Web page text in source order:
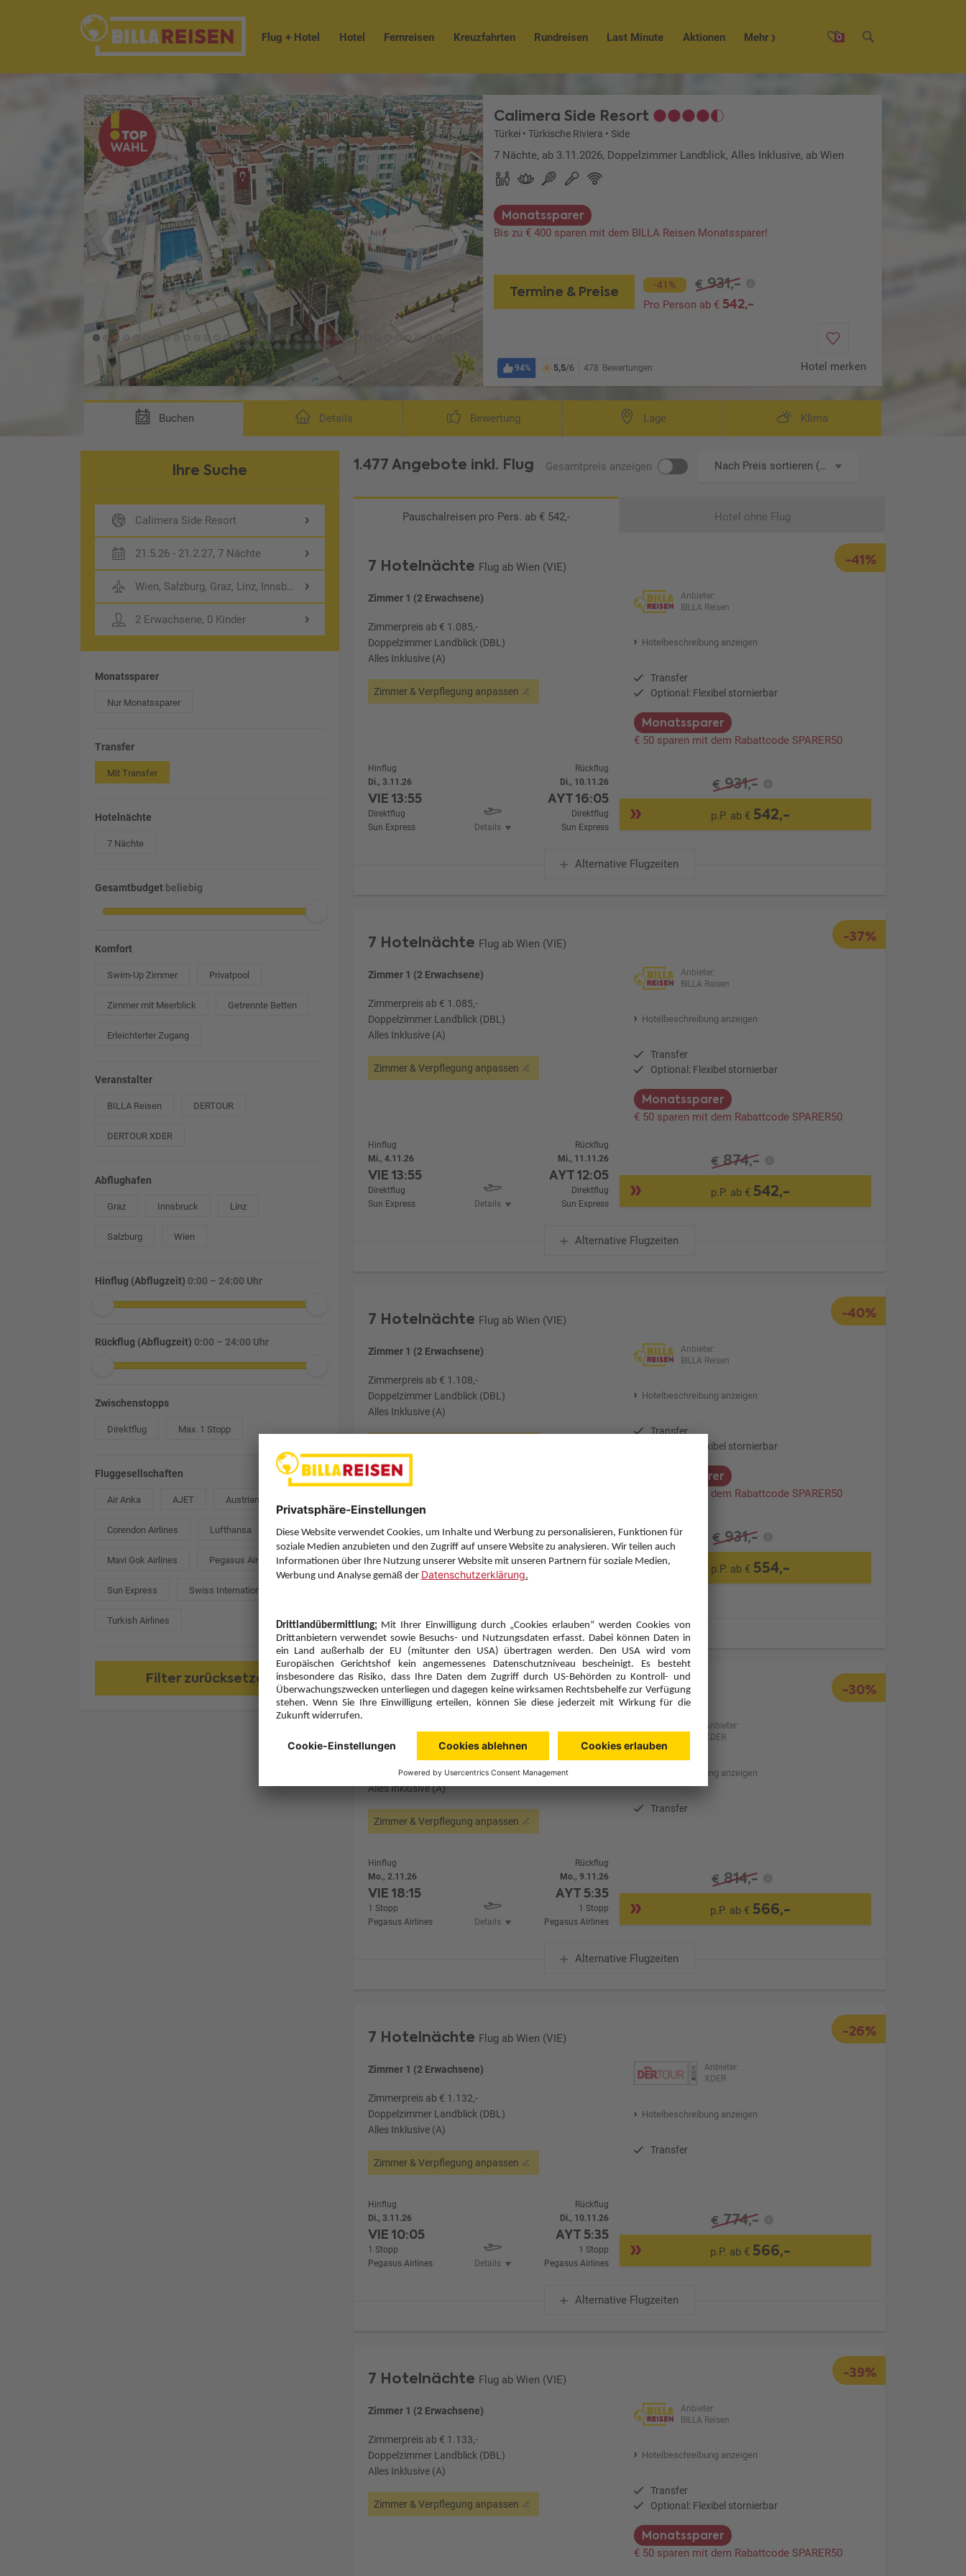
0
Flug + Hotel Hotel Fernreisen Kreuzfahrten Rundreisen Last Minute Aktionen Mehr
Calimera Side Resort
Türkei • Türkische Riviera • Side
7 Nächte, ab 3.11.2026, Doppelzimmer Landblick, Alles Inklusive, ab Wien
Monatssparer
Bis zu € 400 sparen mit dem BILLA Reisen Monatssparer!
Termine & Preise -41% € 931,-
Pro Person ab €542,-
94% 5,5/6 478 Bewertungen Hotel merken
Buchen Details Bewertung Lage Klima
Ihre Suche
Calimera Side Resort
21.5.26 - 21.2.27, 7 Nächte
Wien, Salzburg, Graz, Linz, Innsbruck
2 Erwachsene, 0 Kinder
Monatssparer
Nur Monatssparer
Transfer
Mit Transfer
Hotelnächte
7 Nächte
Gesamtbudget beliebig
Komfort
Swim-Up Zimmer Privatpool
Zimmer mit Meerblick Getrennte Betten
Erleichterter Zugang
Veranstalter
BILLA Reisen DERTOUR
DERTOUR XDER
Abflughafen
Graz Innsbruck Linz
Salzburg Wien
Hinflug (Abflugzeit) 0:00 – 24:00 Uhr
Rückflug (Abflugzeit) 0:00 – 24:00 Uhr
Zwischenstopps
Direktflug Max. 1 Stopp
Fluggesellschaften
Air Anka AJET Austrian Airlines
Corendon Airlines Lufthansa
Mavi Gok Airlines Pegasus Airlines
Sun Express Swiss International
Turkish Airlines
Filter zurücksetzen
1.477 Angebote inkl. Flug Gesamtpreis anzeigen Nach Preis sortieren (aufsteigend)
Pauschalreisen pro Pers. ab € 542,- Hotel ohne Flug
-41%
7 Hotelnächte Flug ab Wien (VIE)
Zimmer 1 (2 Erwachsene)
Zimmerpreis ab € 1.085,-
Doppelzimmer Landblick (DBL)
Alles Inklusive (A)
Zimmer & Verpflegung anpassen
Anbieter:
BILLA Reisen
Hotelbeschreibung anzeigen
Transfer
Optional: Flexibel stornierbar
Monatssparer
€ 50 sparen mit dem Rabattcode SPARER50
Hinflug
Di., 3.11.26
VIE13:55
Direktflug
Sun Express
Details
Rückflug
Di., 10.11.26
AYT16:05
Direktflug
Sun Express
€ 931,-
p.P. ab € 542,-
Alternative Flugzeiten
-37%
7 Hotelnächte Flug ab Wien (VIE)
Zimmer 1 (2 Erwachsene)
Zimmerpreis ab € 1.085,-
Doppelzimmer Landblick (DBL)
Alles Inklusive (A)
Zimmer & Verpflegung anpassen
Anbieter:
BILLA Reisen
Hotelbeschreibung anzeigen
Transfer
Optional: Flexibel stornierbar
Monatssparer
€ 50 sparen mit dem Rabattcode SPARER50
Hinflug
Mi., 4.11.26
VIE13:55
Direktflug
Sun Express
Details
Rückflug
Mi., 11.11.26
AYT12:05
Direktflug
Sun Express
€ 874,-
p.P. ab € 542,-
Alternative Flugzeiten
-40%
7 Hotelnächte Flug ab Wien (VIE)
Zimmer 1 (2 Erwachsene)
Zimmerpreis ab € 1.108,-
Doppelzimmer Landblick (DBL)
Alles Inklusive (A)
Anbieter:
BILLA Reisen
Hotelbeschreibung anzeigen
Transfer
Optional: Flexibel stornierbar
Monatssparer
€ 50 sparen mit dem Rabattcode SPARER50
Mo., 2.11.26
VIE 13:55
Direktflug
Sun Express
Details
Mo., 9.11.26
AYT12:05
Direktflug
€ 931,-
p.P. ab € 554,-
Alternative Flugzeiten
-30%
7 Hotelnächte Flug ab Wien (VIE)
Doppelzimmer Landblick (DBL)
Alles Inklusive (A)
Zimmer & Verpflegung anpassen
Anbieter:
XDER
Hotelbeschreibung anzeigen
Transfer
Hinflug
Mo., 2.11.26
VIE18:15
1 Stopp
Pegasus Airlines
Details
Rückflug
Mo., 9.11.26
AYT5:35
1 Stopp
Pegasus Airlines
€ 814,-
p.P. ab € 566,-
Alternative Flugzeiten
-26%
7 Hotelnächte Flug ab Wien (VIE)
Zimmer 1 (2 Erwachsene)
Zimmerpreis ab € 1.132,-
Doppelzimmer Landblick (DBL)
Alles Inklusive (A)
Zimmer & Verpflegung anpassen
Anbieter:
XDER
Hotelbeschreibung anzeigen
Transfer
Hinflug
Di., 3.11.26
VIE10:05
1 Stopp
Pegasus Airlines
Details
Rückflug
Di., 10.11.26
AYT5:35
1 Stopp
Pegasus Airlines
€ 774,-
p.P. ab € 566,-
Alternative Flugzeiten
-39%
7 Hotelnächte Flug ab Wien (VIE)
Zimmer 1 (2 Erwachsene)
Zimmerpreis ab € 1.133,-
Doppelzimmer Landblick (DBL)
Alles Inklusive (A)
Zimmer & Verpflegung anpassen
Anbieter:
BILLA Reisen
Hotelbeschreibung anzeigen
Transfer
Optional: Flexibel stornierbar
Monatssparer
€ 50 sparen mit dem Rabattcode SPARER50